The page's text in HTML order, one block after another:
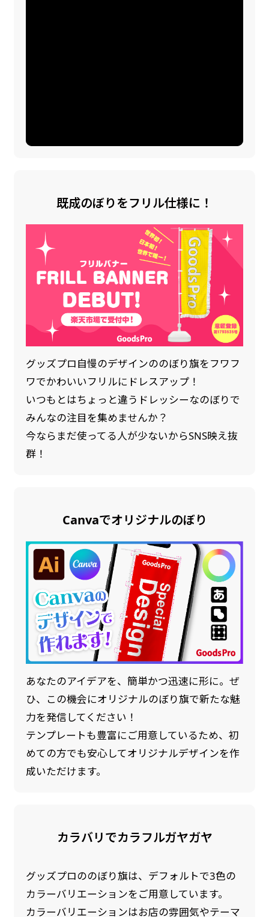
既成のぼりをフリル仕様に！
グッズプロ自慢のデザインののぼり旗をフワフ
ワでかわいいフリルにドレスアップ！
いつもとはちょっと違うドレッシーなのぼりで
みんなの注目を集めませんか？
今ならまだ使ってる人が少ないからSNS映え抜
群！
Canvaでオリジナルのぼり
あなたのアイデアを、簡単かつ迅速に形に。ぜ
ひ、この機会にオリジナルのぼり旗で新たな魅
力を発信してください！
テンプレートも豊富にご用意しているため、初
めての方でも安心してオリジナルデザインを作
成いただけます。
カラバリでカラフルガヤガヤ
グッズプロののぼり旗は、デフォルトで3色の
カラーバリエーションをご用意しています。
カラーバリエーションはお店の雰囲気やテーマ